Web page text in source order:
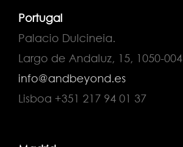
Portugal
Palacio Dulcineia.
Largo de Andaluz, 15, 1050-004
info@andbeyond.es
Lisboa +351 217 94 01 37